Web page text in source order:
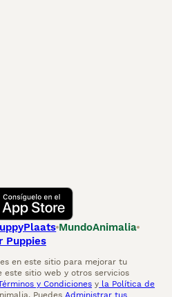
MundoAnimalia
Puppies
en este sitio para mejorar tu
este sitio web y otros servicios
y Condiciones y la Política de